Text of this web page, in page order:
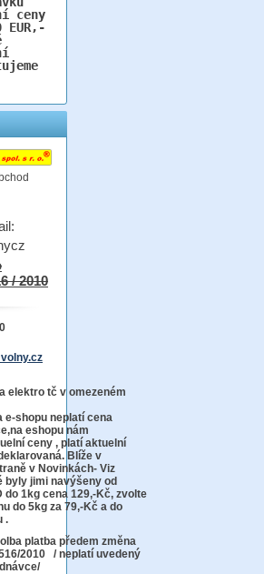
ceny
/ 2010
elektro tč v omezeném
e-shopu neplatí cena
,na eshopu nám
ceny , platí aktuelní
Blíže v
v Novinkách- Viz
jimi navýšeny od
do 1kg cena 129,-Kč, zvolte
do 5kg za 79,-Kč a do
.
platba předem změna
2010 / neplatí uvedený